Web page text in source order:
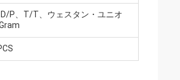
P、T/T、ウェスタン・ユニオ